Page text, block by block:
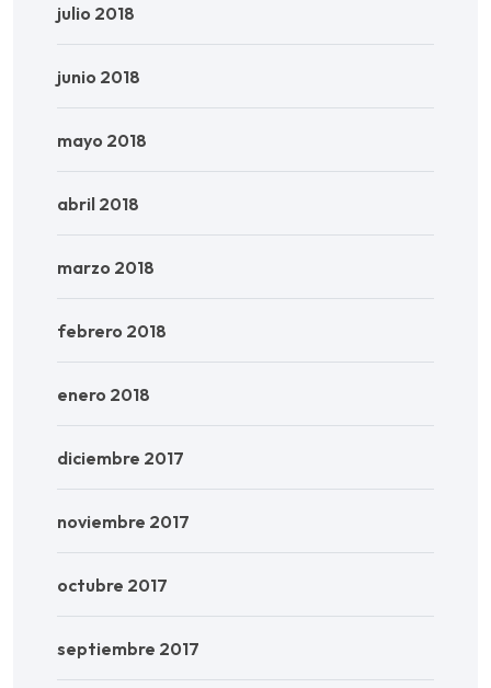
julio 2018
junio 2018
mayo 2018
abril 2018
marzo 2018
febrero 2018
enero 2018
diciembre 2017
noviembre 2017
octubre 2017
septiembre 2017